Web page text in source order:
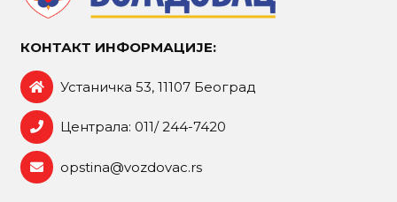
КОНТАКТ ИНФОРМАЦИЈЕ:
Устаничка 53, 11107 Београд
Централа: 011/ 244-7420
opstina@vozdovac.rs